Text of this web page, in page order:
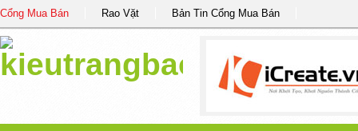
Cổng Mua Bán Rao Vặt Bản Tin Cổng Mua Bán